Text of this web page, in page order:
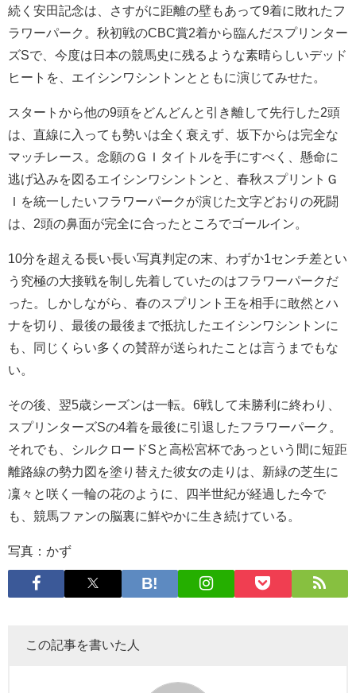
続く安田記念は、さすがに距離の壁もあって9着に敗れたフ
ラワーパーク。秋初戦のCBC賞2着から臨んだスプリンター
ズSで、今度は日本の競馬史に残るような素晴らしいデッド
ヒートを、エイシンワシントンとともに演じてみせた。
スタートから他の9頭をどんどんと引き離して先行した2頭
は、直線に入っても勢いは全く衰えず、坂下からは完全な
マッチレース。念願のＧＩタイトルを手にすべく、懸命に
逃げ込みを図るエイシンワシントンと、春秋スプリントＧ
Ｉを統一したいフラワーパークが演じた文字どおりの死闘
は、2頭の鼻面が完全に合ったところでゴールイン。
10分を超える長い長い写真判定の末、わずか1センチ差とい
う究極の大接戦を制し先着していたのはフラワーパークだ
った。しかしながら、春のスプリント王を相手に敢然とハ
ナを切り、最後の最後まで抵抗したエイシンワシントンに
も、同じくらい多くの賛辞が送られたことは言うまでもな
い。
その後、翌5歳シーズンは一転。6戦して未勝利に終わり、
スプリンターズSの4着を最後に引退したフラワーパーク。
それでも、シルクロードSと高松宮杯であっという間に短距
離路線の勢力図を塗り替えた彼女の走りは、新緑の芝生に
凜々と咲く一輪の花のように、四半世紀が経過した今で
も、競馬ファンの脳裏に鮮やかに生き続けている。
写真：かず
この記事を書いた人